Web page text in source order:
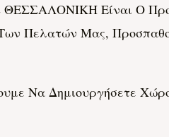
Είναι Ο
Πελατών Μας,
Να Δημιουργήσετε